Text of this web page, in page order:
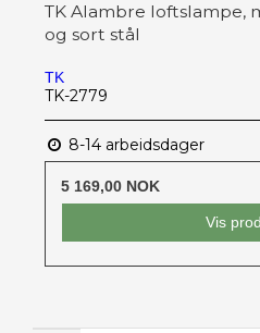
TK Alambre loftslampe,
og sort stål
TK
TK-2779
8-14 arbeidsdager
5 169,00 NOK
Vis